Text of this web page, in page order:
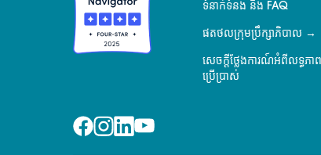
ទំនាក់ទំនង និង FAQ
ផតថលក្រុមប្រឹក្សាភិបាល
សេចក្តីថ្លែងការណ៍អំពីលទ្ធភាព
ប្រើប្រាស់